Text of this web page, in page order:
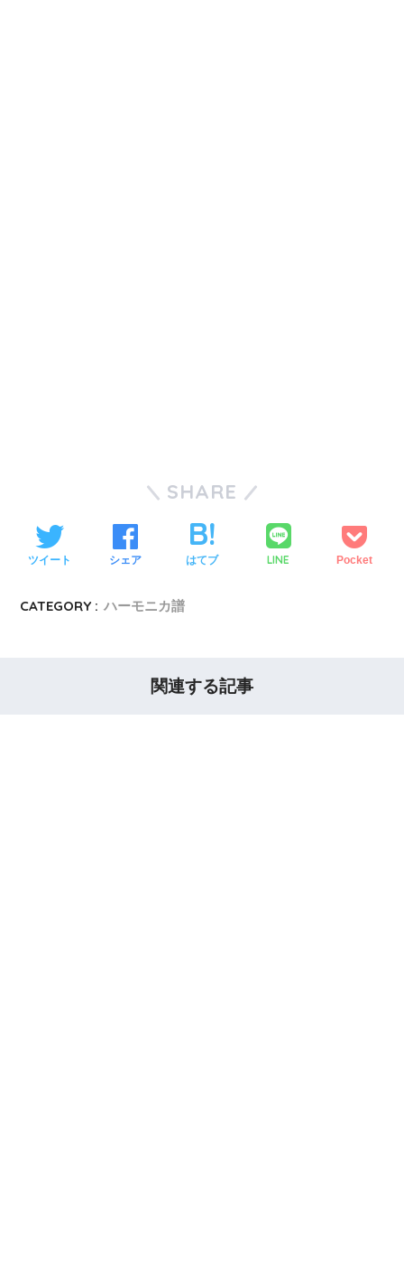
SHARE
ツイート シェア はてブ LINE Pocket
CATEGORY : ハーモニカ譜
関連する記事